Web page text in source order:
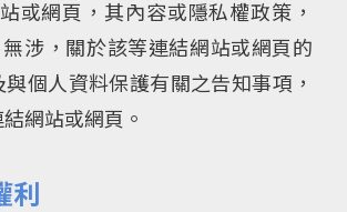
或網頁，其內容或隱私權政策，
涉，關於該等連結網站或網頁的
個人資料保護有關之告知事項，
網站或網頁。
利